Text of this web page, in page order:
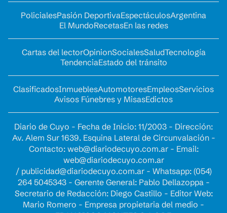
PolicialesPasión DeportivaEspectáculosArgentina
El MundoRecetasEn las redes
Cartas del lectorOpinionSocialesSaludTecnología
TendenciaEstado del tránsito
ClasificadosInmueblesAutomotoresEmpleosServicios
Avisos Fúnebres y MisasEdictos
Diario de Cuyo - Fecha de Inicio: 11/2003 - Dirección:
Av. Alem Sur 1639. Esquina Lateral de Circunvalación -
Contacto: web@diariodecuyo.com.ar- Email:
web@diariodecuyo.com.ar
/ publicidad@diariodecuyo.com.ar- Whatsapp: (054)
264 5045343 - Gerente General: Pablo Dellazoppa -
Secretario de Redacción: Diego Castillo - Editor Web:
Mario Romero - Empresa propietaria del medio -